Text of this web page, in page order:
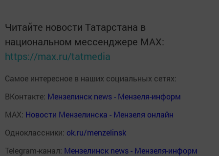
Читайте новости Татарстана в
национальном мессенджере MАХ:
https://max.ru/tatmedia
Самое интересное в наших социальных сетях:
ВКонтакте: Мензелинск news - Мензеля-информ
MAX: Новости Мензелинска - Мензеля онлайн
Одноклассники: ok.ru/menzelinsk
Telegram-канал: Мензелинск news - Мензеля-информ